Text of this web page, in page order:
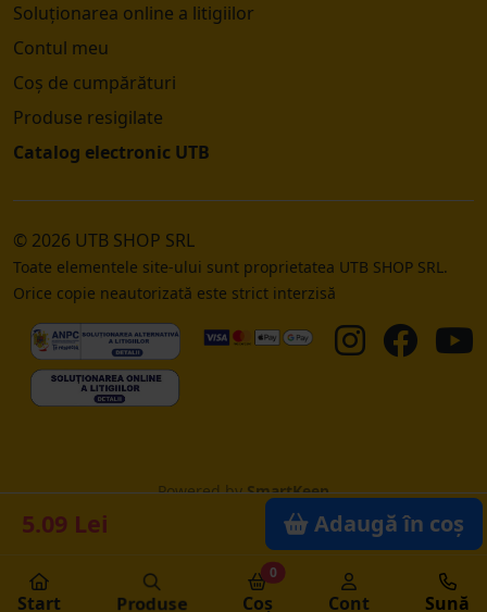
Soluționarea online a litigiilor
Contul meu
Coș de cumpărături
Produse resigilate
Catalog electronic UTB
© 2026 UTB SHOP SRL
Toate elementele site-ului sunt proprietatea UTB SHOP SRL.
Orice copie neautorizată este strict interzisă
Powered bySmartKeep
5.09 Lei Adaugă în coș
Start Produse Coș
0
Cont Sună